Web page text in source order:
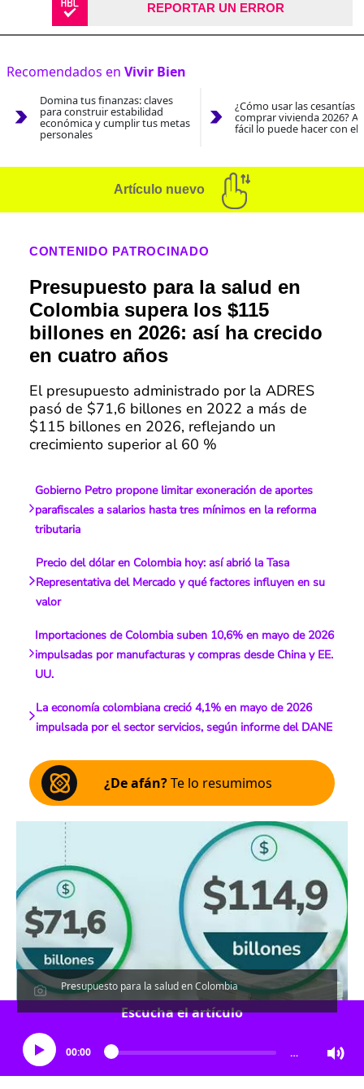
REPORTAR UN ERROR
Recomendados en Vivir Bien
Domina tus finanzas: claves
para construir estabilidad
económica y cumplir tus metas
personales
¿Cómo usar las cesantías
comprar vivienda 2026?
fácil lo puede hacer con el
Artículo nuevo
CONTENIDO PATROCINADO
Presupuesto para la salud en
Colombia supera los $115
billones en 2026: así ha crecido
en cuatro años
El presupuesto administrado por la ADRES
pasó de $71,6 billones en 2022 a más de
$115 billones en 2026, reflejando un
crecimiento superior al 60 %
Gobierno Petro propone limitar exoneración de aportes
parafiscales a salarios hasta tres mínimos en la reforma
tributaria
Precio del dólar en Colombia hoy: así abrió la Tasa
Representativa del Mercado y qué factores influyen en su
valor
Importaciones de Colombia suben 10,6% en mayo de 2026
impulsadas por manufacturas y compras desde China y EE.
UU.
La economía colombiana creció 4,1% en mayo de 2026
impulsada por el sector servicios, según informe del DANE
¿De afán?Te lo resumimos
Presupuesto para la salud en Colombia
Escucha el artículo
00:00 …